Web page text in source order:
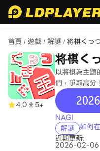
首頁 / 遊戲 / 解謎 / 将棋くっ
4.0 5+
将棋く
以將棋為主題
們，爭取高分！
NAGI
解謎 如何
近期更新:
2026-02-06